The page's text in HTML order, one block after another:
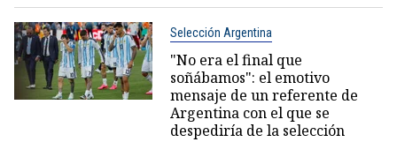
Selección Argentina
"No era el final que
soñábamos": el emotivo
mensaje de un referente de
Argentina con el que se
despediría de la selección